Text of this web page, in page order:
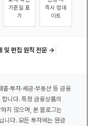
기준일 표
기
즉시 업데
이트
및 편집 원칙 전문 →
·투자·세금·부동산 등 금융
니다. 특정 금융상품의
지 않으며, 본 블로그는
니다. 모든 투자에는 원금